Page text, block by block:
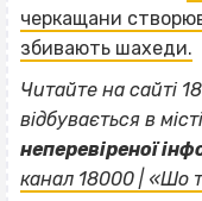
черкащани
збивають шахеди.
Читайте на сайті
відбувається в
неперевіреної
канал 18000 | «Шо